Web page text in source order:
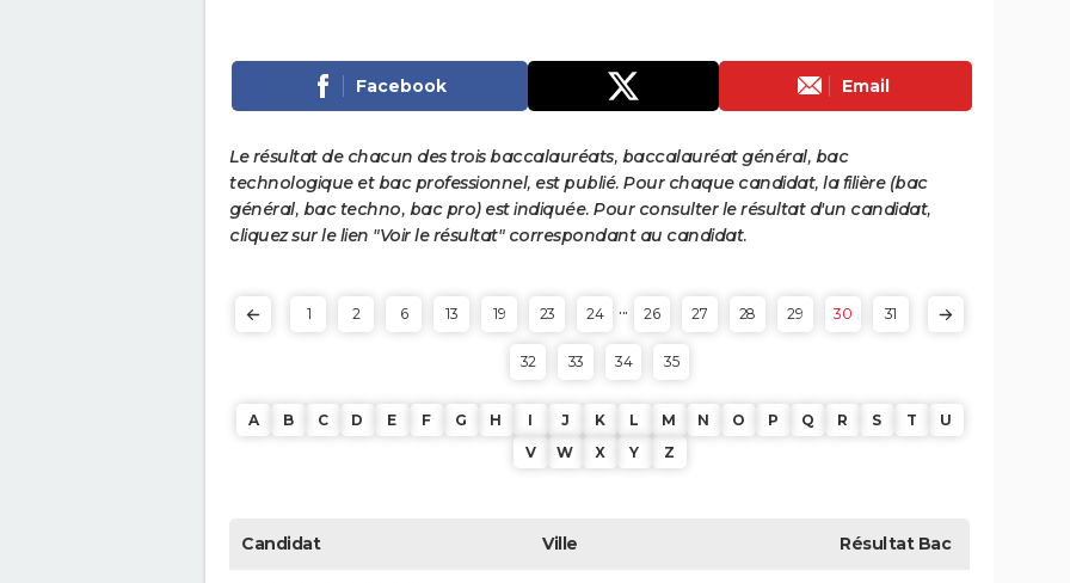
Facebook Email
Le résultat de chacun des trois baccalauréats, baccalauréat général, bac
technologique et bac professionnel, est publié. Pour chaque candidat, la filière (bac
général, bac techno, bac pro) est indiquée. Pour consulter le résultat d'un candidat,
cliquez sur le lien "Voir le résultat" correspondant au candidat.
1 2 6 13 19 23 24 ... 26 27 28 29 30 31
32 33 34 35
A B C D E F G H I J K L M N O P Q R S T
U
V
W X Y Z
Candidat Ville RésultatBac